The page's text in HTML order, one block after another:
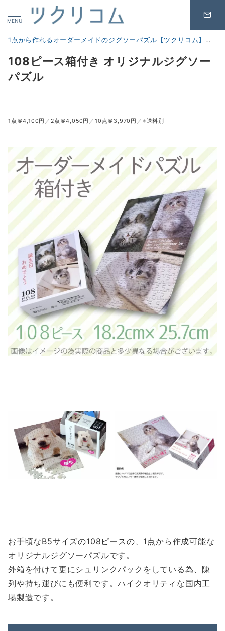
MENU
1点から作れるオーダーメイドのジグソーパズル【ツクリコム】
108ピース箱付き オリジナルジグソー
パズル
1点＠4,100円／2点＠4,050円／10点＠3,970円／ ※送料別
お手頃なB5サイズの108ピースの、1点から作成可能な
オリジナルジグソーパズルです。
外箱を付けて更にシュリンクパックをしている為、陳
列や持ち運びにも便利です。ハイクオリティな国内工
場製造です。